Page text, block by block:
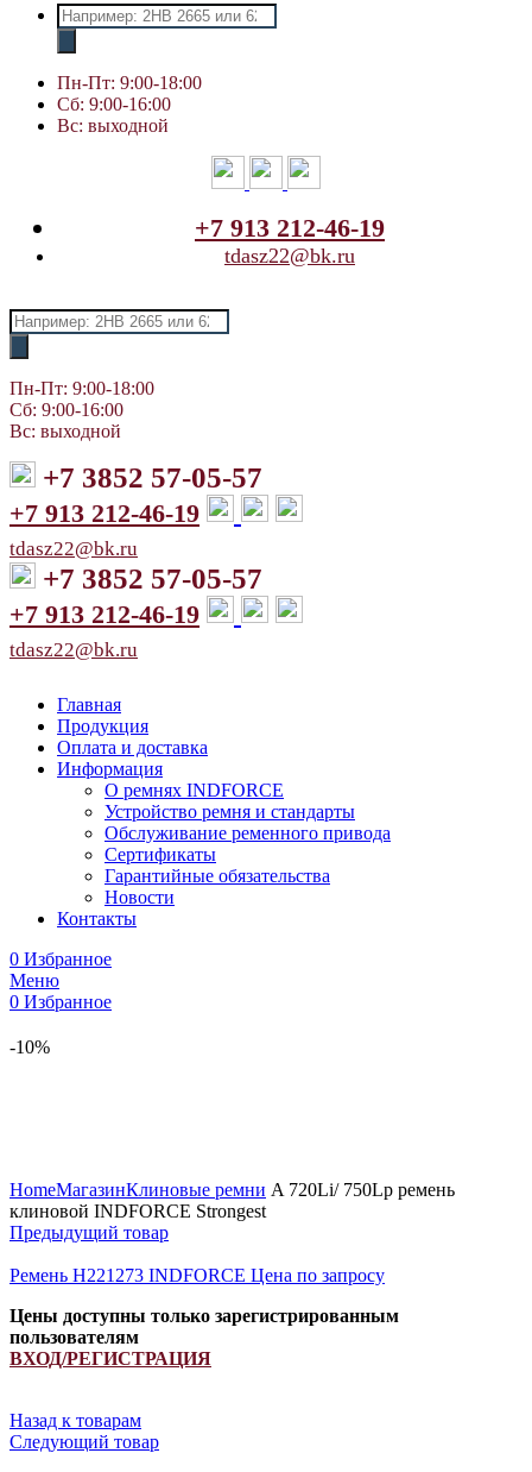
Поиск
товаров
Пн-Пт: 9:00-18:00
Сб: 9:00-16:00
Вс: выходной
+7 913 212-46-19
tdasz22@bk.ru
Поиск
товаров
Пн-Пт: 9:00-18:00
Сб: 9:00-16:00
Вс: выходной
+7 3852 57-05-57
+7 913 212-46-19
tdasz22@bk.ru
+7 3852 57-05-57
+7 913 212-46-19
tdasz22@bk.ru
Главная
Продукция
Оплата и доставка
Информация
О ремнях INDFORCE
Устройство ремня и стандарты
Обслуживание ременного привода
Сертификаты
Гарантийные обязательства
Новости
Контакты
0 Избранное
Меню
0 Избранное
-10%
HomeМагазинКлиновые ремни A 720Li/ 750Lp ремень
клиновой INDFORCE Strongest
Предыдущий товар
Ремень H221273 INDFORCE Цена по запросу
Цены доступны только зарегистрированным
пользователям
ВХОД/РЕГИСТРАЦИЯ
Назад к товарам
Следующий товар